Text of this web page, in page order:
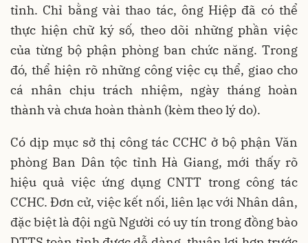
tỉnh. Chỉ bằng vài thao tác, ông Hiệp đã có thể
thực hiện chữ ký số, theo dõi những phần việc
của từng bộ phận phòng ban chức năng. Trong
đó, thể hiện rõ những công việc cụ thể, giao cho
cá nhân chịu trách nhiệm, ngày tháng hoàn
thành và chưa hoàn thành (kèm theo lý do).
Có dịp mục sở thị công tác CCHC ở bộ phận Văn
phòng Ban Dân tộc tỉnh Hà Giang, mới thấy rõ
hiệu quả việc ứng dụng CNTT trong công tác
CCHC. Đơn cử, việc kết nối, liên lạc với Nhân dân,
đặc biệt là đội ngũ Người có uy tín trong đồng bào